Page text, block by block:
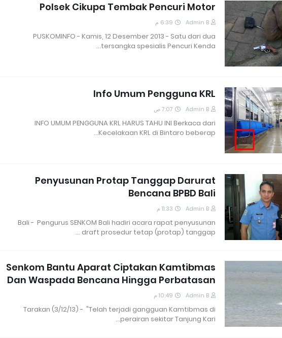
Polsek Cikupa Tembak Pencuri Motor
Admin B 6:39 م
PUSKOMINFO - Kamis, 12 Desember 2013 - Satu dari dua
tersangka spesialis Pencuri Kenda…
Info Umum Pengguna KRL
Admin B 7:07 ص
INFO UMUM PENGGUNA KRL HARUS TAHU INI Berkaca dari
Kecelakaan KRL di Bintaro beberap…
Penyusunan Protap Tanggap Darurat
Bencana BPBD Bali
Admin B 11:33 م
Bali - Pengurus SENKOM Bali hadiri acara rapat penyusunan
draft prosedur tetap (protap) tanggap …
Senkom Bantu Aparat Ciptakan Kamtibmas
Dan Waspada Bencana Hingga Perbatasan
Admin B 10:49 م
Tarakan (3/12/13) - "Telah terjadi gangguan Kamtibmas di
perairan sekitar Tanjung Kari…